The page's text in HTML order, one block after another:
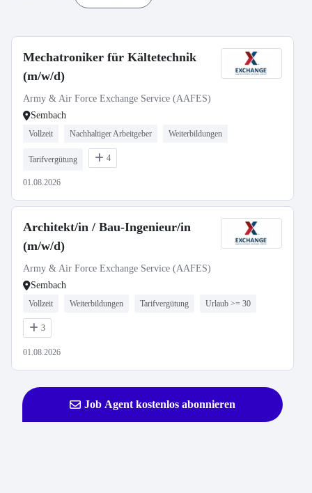
Mechatroniker für Kältetechnik
(m/w/d)
Army & Air Force Exchange Service (AAFES)
Sembach
Vollzeit Nachhaltiger Arbeitgeber Weiterbildungen
Tarifvergütung 4
01.08.2026
Architekt/in / Bau-Ingenieur/in
(m/w/d)
Army & Air Force Exchange Service (AAFES)
Sembach
Vollzeit Weiterbildungen Tarifvergütung Urlaub >= 30
3
01.08.2026
Job Agent kostenlos abonnieren